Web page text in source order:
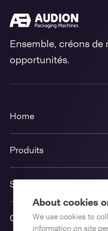
About cookies
We use cookies to
information on site
Ensemble, créons de
opportunités.
Home
Produits
Solutions
Contactez-nous